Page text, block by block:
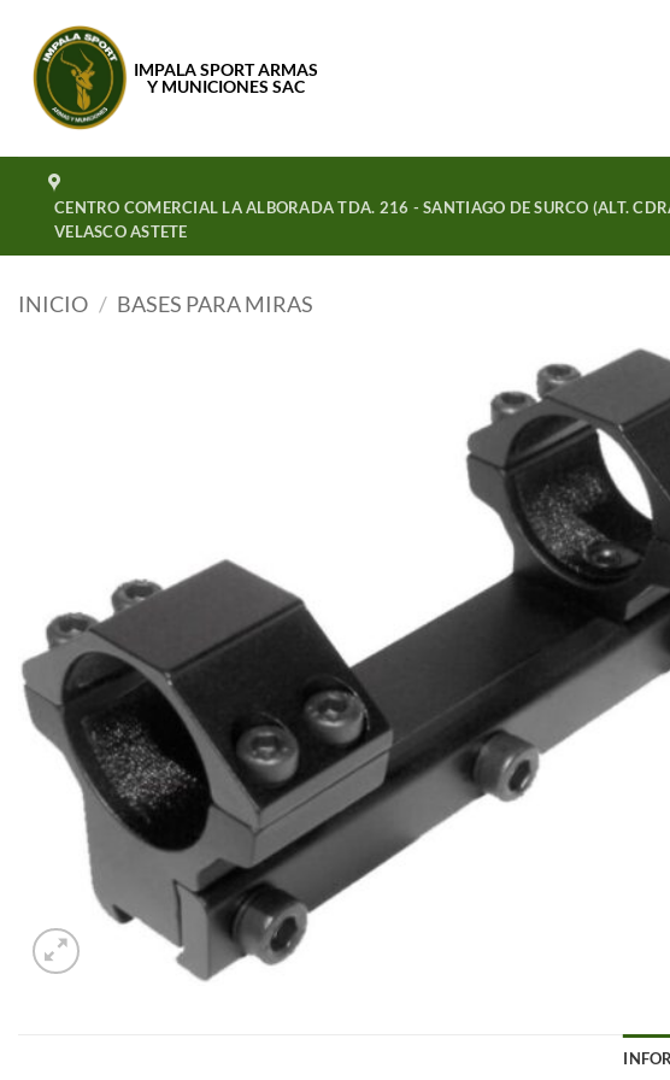
contenido
IMPALA SPORT ARMAS
Y MUNICIONES SAC
CENTRO COMERCIAL LA ALBORADA TDA. 216 - SANTIAGO DE SURCO (ALT.
VELASCO ASTETE
INICIO / BASES PARA MIRAS